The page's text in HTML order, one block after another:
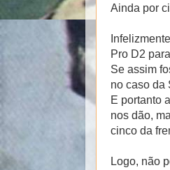
Ainda por
Pro D2
Se assim
no caso da
E portanto
nos dão,
cinco da
Logo, não